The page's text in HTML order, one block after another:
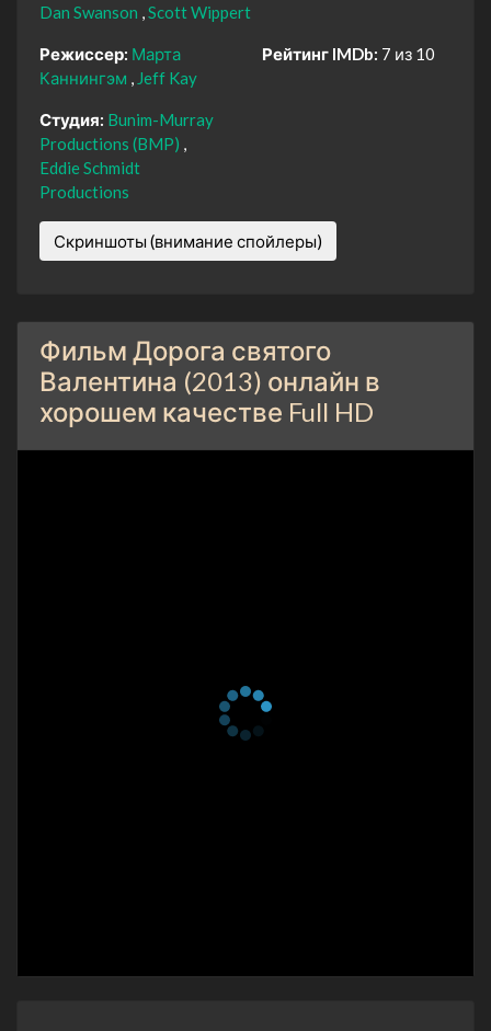
Dan Swanson Scott Wippert
Режиссер: Марта
Каннингэм
Jeff Kay
Студия: Bunim-Murray
Productions (BMP)
Eddie Schmidt
Productions
Рейтинг IMDb: 7 из 10
Скриншоты (внимание спойлеры)
Фильм Дорога святого
Валентина (2013) онлайн в
хорошем качестве Full HD